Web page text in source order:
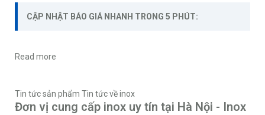
CẬP NHẬT BÁO GIÁ NHANH TRONG 5 PHÚT:
Read more
Tin tức sản phẩm Tin tức về inox
Đơn vị cung cấp inox uy tín tại Hà Nội - Inox